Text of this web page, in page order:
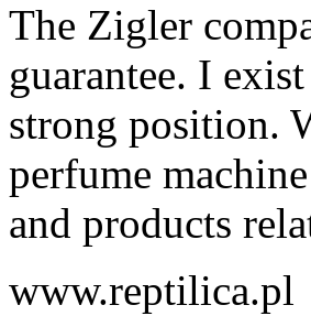
The Zigler
guarantee. I
strong position.
perfume
and products
www.reptilica.pl